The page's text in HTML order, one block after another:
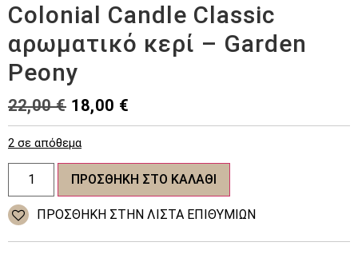
Colonial Candle Classic
αρωματικό κερί – Garden
Peony
22,00€ Original
price
was:
22,00 €.
18,00 €
τρέχουσα
είναι:
18,00 €.
2 σε απόθεμα
Colonial
Candle
Classic
αρωματικό
κερί
Garden
ΠΡΟΣΘΉΚΗ ΣΤΟ ΚΑΛΆΘΙ
ΠΡΌΣΘΉΚΗ ΣΤΗΝ ΛΊΣΤΑ ΕΠΙΘΥΜΙΏΝ